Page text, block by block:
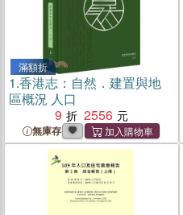
滿額折
1.香港志：自然．建置與地
區概況 人口
9
2556
無庫存